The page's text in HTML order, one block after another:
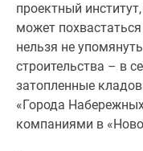
лесу
Коттеджные
поселки
водоема
Коттеджные
поселки
проектный
может
нельзя не
строительства – в
затопленные
«Города
компаниями в